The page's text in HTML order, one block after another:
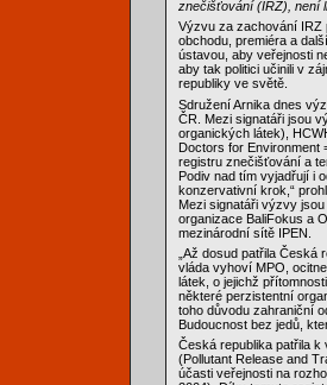
znečišťování (IRZ), není
Výzvu za zachování IRZ
obchodu, premiéra a
ústavou, aby veřejnosti
aby tak politici učinili v
republiky ve světě.
Sdružení Arnika dnes
ČR. Mezi signatáři jsou
organických látek),
Doctors for Environment
registru znečišťování a
Podiv nad tím vyjadřují i
konzervativní krok,“
Mezi signatáři výzvy
organizace BaliFokus a
mezinárodní sítě IPEN.
„Až dosud patřila
vláda vyhoví MPO,
látek, o jejichž
některé perzistentní
toho důvodu zahraniční
Budoucnost bez jedů,
Česká republika patřila
(Pollutant Release and
účasti veřejnosti na